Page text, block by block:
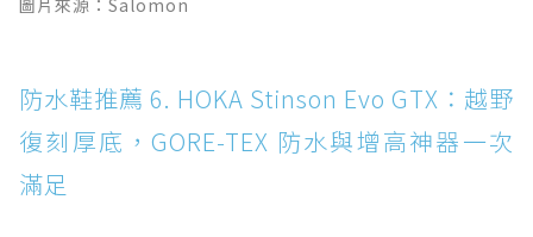
圖片來源：Salomon
防水鞋推薦 6. HOKA Stinson Evo GTX：越野
復刻厚底，GORE-TEX 防水與增高神器一次
滿足